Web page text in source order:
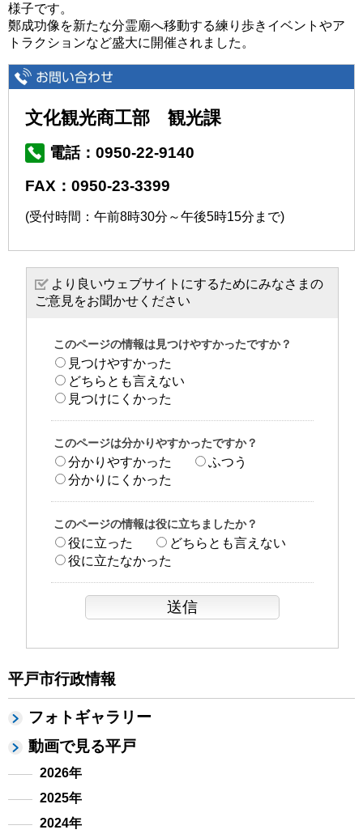
平戸市行政情報
フォトギャラリー
動画で見る平戸
2026年
2025年
2024年
様子です。
鄭成功像を新たな分霊廟へ移動する練り歩きイベントやア
トラクションなど盛大に開催されました。
文化観光商工部 観光課
電話：0950-22-9140
FAX：0950-23-3399
(受付時間：午前8時30分～午後5時15分まで)
より良いウェブサイトにするためにみなさまの
ご意見をお聞かせください
このページの情報は見つけやすかったですか？
見つけやすかった
どちらとも言えない
見つけにくかった
このページは分かりやすかったですか？
分かりやすかった
ふつう
分かりにくかった
このページの情報は役に立ちましたか？
役に立った
どちらとも言えない
役に立たなかった